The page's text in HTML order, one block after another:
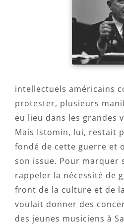
intellectuels américains
protester, plusieurs
eu lieu dans les grandes
Mais Istomin, lui, restait
fondé de cette guerre et
son issue. Pour marquer
rappeler la nécessité de
front de la culture et de
voulait donner des
des jeunes musiciens à